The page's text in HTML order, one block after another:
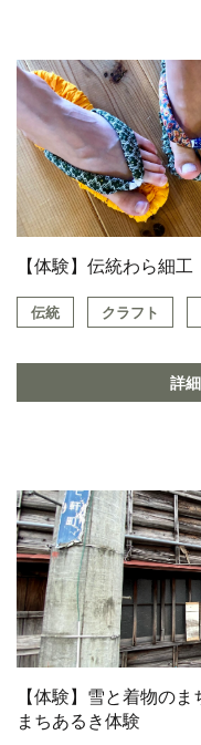
【体験】伝統わら細
伝統 クラフト
詳
【体験】雪と着物の
まちあるき体験